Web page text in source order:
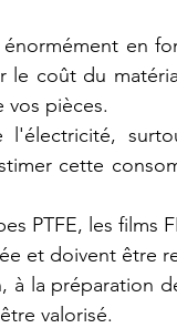
en
le coût du
pièces.
l'électricité,
cette
PTFE, les films
et doivent être
à la préparation
valorisé.